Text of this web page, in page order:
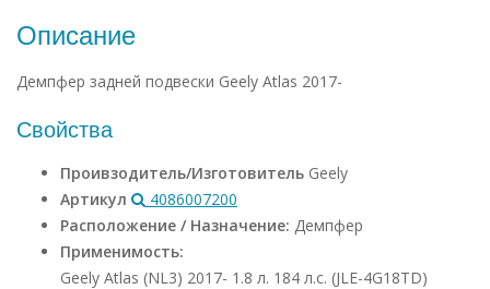
Описание
Демпфер задней подвески Geely Atlas 2017-
Свойства
Проивзодитель/Изготовитель Geely
Артикул
4086007200
Расположение / Назначение: Демпфер
Применимость:
Geely Atlas (NL3) 2017- 1.8 л. 184 л.с. (JLE-4G18TD)